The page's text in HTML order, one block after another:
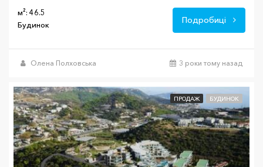
м²: 46.5
Будинок
Подробиці
Олена Полховська 3 роки тому назад
ПРОДАЖ БУДИНОК